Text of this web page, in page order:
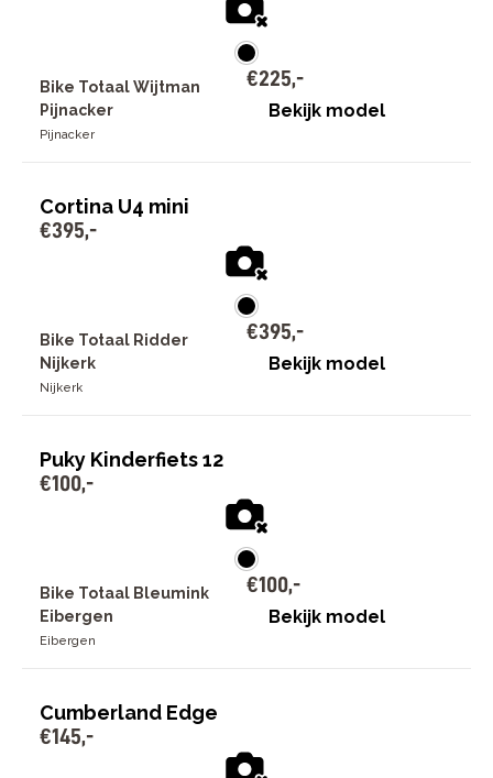
Bike Totaal Wijtman
Pijnacker
Pijnacker
€225,-
Bekijk model
Cortina U4 mini
€395,-
Bike Totaal Ridder
Nijkerk
Nijkerk
€395,-
Bekijk model
Puky Kinderfiets 12
€100,-
Bike Totaal Bleumink
Eibergen
Eibergen
€100,-
Bekijk model
Cumberland Edge
€145,-